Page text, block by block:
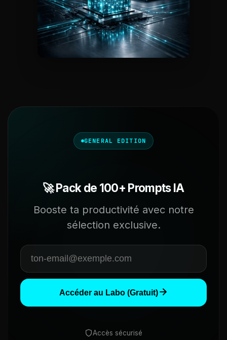
GENERAL EDITION
🚀 Pack de 100+ Prompts IA
Booste ta productivité avec notre
sélection exclusive.
Accéder au Labo (Gratuit)
Accès sécurisé